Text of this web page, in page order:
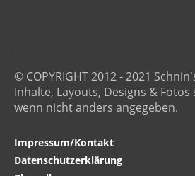
© COPYRIGHT 2012 - 2021
Inhalte, Layouts, Designs &
wenn nicht anders angegeben.
Impressum/Kontakt
Datenschutzerklärung